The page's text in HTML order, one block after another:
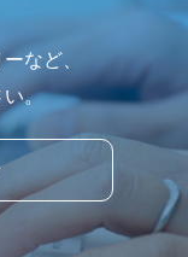
など、
い。